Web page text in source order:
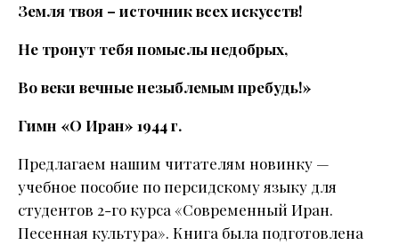
Земля твоя – источник всех искусств!
Не тронут тебя помыслы недобрых,
Во веки вечные незыблемым пребудь!»
Гимн «О Иран» 1944 г.
Предлагаем нашим читателям новинку —
учебное пособие по персидскому языку для
студентов 2-го курса «Современный Иран.
Песенная культура». Книга была подготовлена